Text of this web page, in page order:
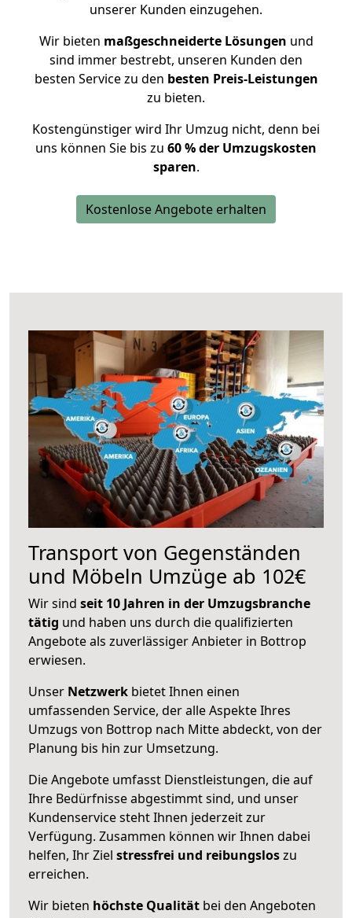
unserer Kunden einzugehen.
Wir bieten maßgeschneiderte Lösungen und
sind immer bestrebt, unseren Kunden den
besten Service zu den besten Preis-Leistungen
zu bieten.
Kostengünstiger wird Ihr Umzug nicht, denn bei
uns können Sie bis zu 60 % der Umzugskosten
sparen.
Kostenlose Angebote erhalten
Transport von Gegenständen
und Möbeln Umzüge ab 102€
Wir sind seit 10 Jahren in der Umzugsbranche
tätig und haben uns durch die qualifizierten
Angebote als zuverlässiger Anbieter in Bottrop
erwiesen.
Unser Netzwerk bietet Ihnen einen
umfassenden Service, der alle Aspekte Ihres
Umzugs von Bottrop nach Mitte abdeckt, von der
Planung bis hin zur Umsetzung.
Die Angebote umfasst Dienstleistungen, die auf
Ihre Bedürfnisse abgestimmt sind, und unser
Kundenservice steht Ihnen jederzeit zur
Verfügung. Zusammen können wir Ihnen dabei
helfen, Ihr Ziel stressfrei und reibungsloszu
erreichen.
Wir bieten höchste Qualität bei den Angeboten